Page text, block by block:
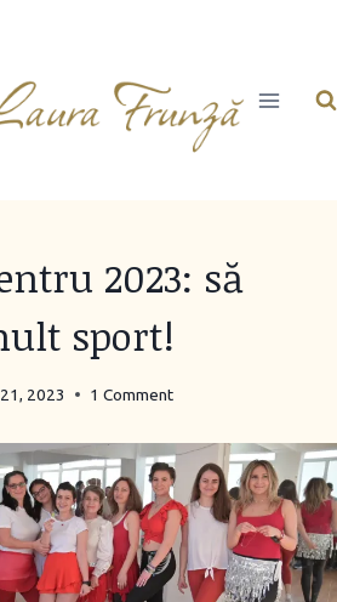
2023: să
sport!
2023 1 Comment